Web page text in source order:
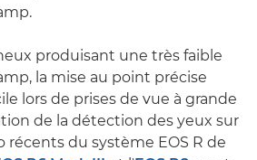
produisant une très faible
la mise au point précise
lors de prises de vue à grande
de la détection des yeux sur
récents du système EOS R de